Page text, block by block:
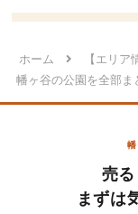
ホーム 【エリ
幡ヶ谷の公園を全部ま
売る
まずは